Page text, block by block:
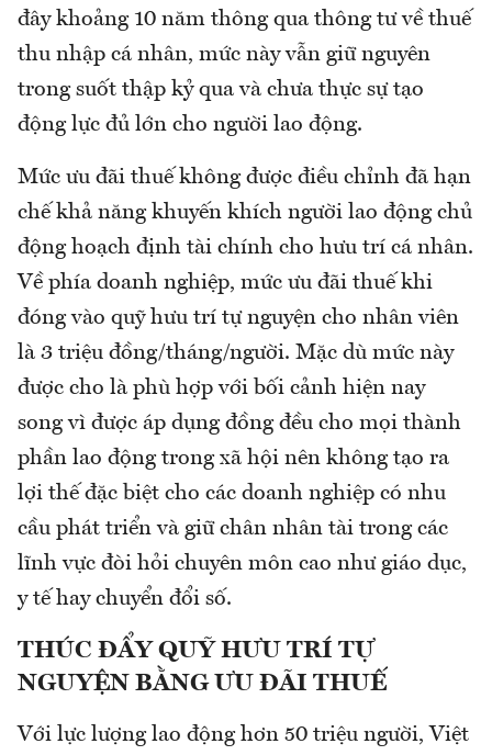
đây khoảng 10 năm thông qua thông tư về thuế
thu nhập cá nhân, mức này vẫn giữ nguyên
trong suốt thập kỷ qua và chưa thực sự tạo
động lực đủ lớn cho người lao động.
Mức ưu đãi thuế không được điều chỉnh đã hạn
chế khả năng khuyến khích người lao động chủ
động hoạch định tài chính cho hưu trí cá nhân.
Về phía doanh nghiệp, mức ưu đãi thuế khi
đóng vào quỹ hưu trí tự nguyện cho nhân viên
là 3 triệu đồng/tháng/người. Mặc dù mức này
được cho là phù hợp với bối cảnh hiện nay
song vì được áp dụng đồng đều cho mọi thành
phần lao động trong xã hội nên không tạo ra
lợi thế đặc biệt cho các doanh nghiệp có nhu
cầu phát triển và giữ chân nhân tài trong các
lĩnh vực đòi hỏi chuyên môn cao như giáo dục,
y tế hay chuyển đổi số.
THÚC ĐẨY QUỸ HƯU TRÍ TỰ
NGUYỆN BẰNG ƯU ĐÃI THUẾ
Với lực lượng lao động hơn 50 triệu người, Việt